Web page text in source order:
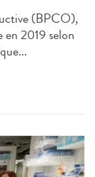
(BPCO),
2019 selon